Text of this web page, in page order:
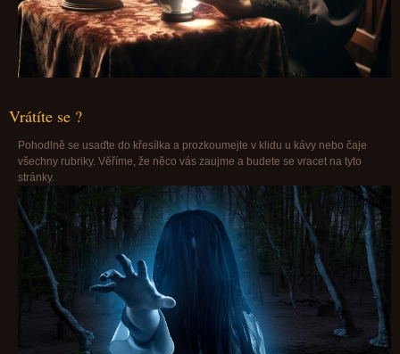
Vrátíte se ?
Pohodlně se usaďte do křesílka a prozkoumejte v klidu u kávy nebo čaje
všechny rubriky. Věříme, že něco vás zaujme a budete se vracet na tyto
stránky.